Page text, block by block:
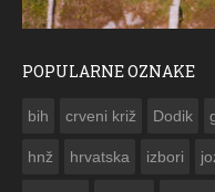
POPULARNE OZNAKE
bih crveni križ Dodik
hnž hrvatska izbori